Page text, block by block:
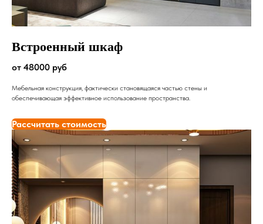
Встроенный шкаф
от 48000 руб
Мебельная конструкция, фактически становящаяся частью стены и
обеспечивающая эффективное использование пространства.
Рассчитать стоимость